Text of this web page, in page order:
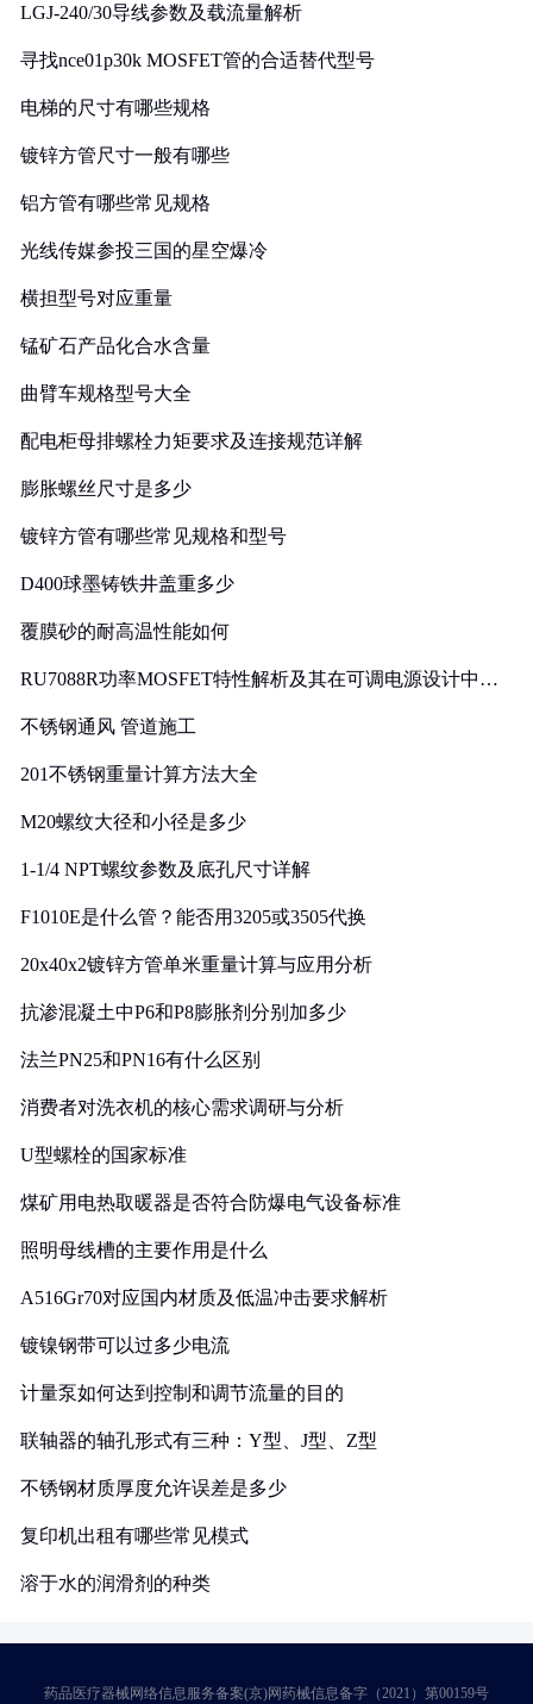
LGJ-240/30导线参数及载流量解析
寻找nce01p30k MOSFET管的合适替代型号
电梯的尺寸有哪些规格
镀锌方管尺寸一般有哪些
铝方管有哪些常见规格
光线传媒参投三国的星空爆冷
横担型号对应重量
锰矿石产品化合水含量
曲臂车规格型号大全
配电柜母排螺栓力矩要求及连接规范详解
膨胀螺丝尺寸是多少
镀锌方管有哪些常见规格和型号
D400球墨铸铁井盖重多少
覆膜砂的耐高温性能如何
RU7088R功率MOSFET特性解析及其在可调电源设计中的
不锈钢通风 管道施工
201不锈钢重量计算方法大全
M20螺纹大径和小径是多少
1-1/4 NPT螺纹参数及底孔尺寸详解
F1010E是什么管？能否用3205或3505代换
20x40x2镀锌方管单米重量计算与应用分析
抗渗混凝土中P6和P8膨胀剂分别加多少
法兰PN25和PN16有什么区别
消费者对洗衣机的核心需求调研与分析
U型螺栓的国家标准
煤矿用电热取暖器是否符合防爆电气设备标准
照明母线槽的主要作用是什么
A516Gr70对应国内材质及低温冲击要求解析
镀镍钢带可以过多少电流
计量泵如何达到控制和调节流量的目的
联轴器的轴孔形式有三种：Y型、J型、Z型
不锈钢材质厚度允许误差是多少
复印机出租有哪些常见模式
溶于水的润滑剂的种类
药品医疗器械网络信息服务备案(京)网药械信息备字（2021）第00159号